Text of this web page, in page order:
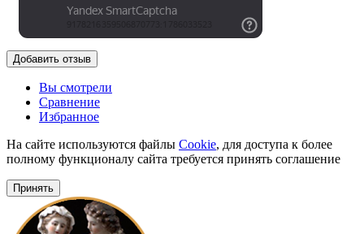
Добавить отзыв
Вы смотрели
Сравнение
Избранное
На сайте используются файлы Cookie, для доступа к более
полному функционалу сайта требуется принять соглашение
Принять